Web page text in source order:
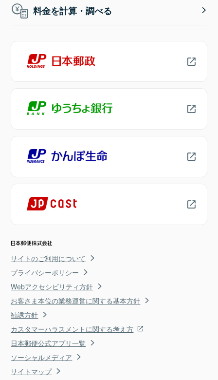
料金を計算・調べる
サイトのご利用について
プライバシーポリシー
Webアクセシビリティ方針
お客さま本位の業務運営に関する基本方針
勧誘方針
カスタマーハラスメントに関する考え方
日本郵便公式アプリ一覧
ソーシャルメディア
サイトマップ